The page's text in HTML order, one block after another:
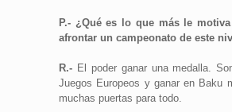
P.- ¿Qué es lo que más le
afrontar un campeonato de este
R.- El poder ganar una medalla.
Juegos Europeos y ganar en Baku
muchas puertas para todo.